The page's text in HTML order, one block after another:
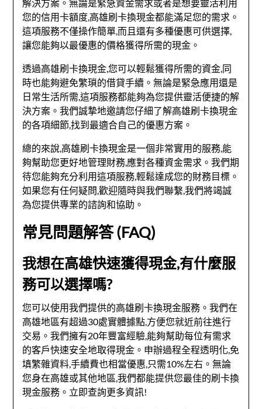
解決方案。無論是緊急資金需求或者是想要靈活利用
您的信用卡額度,高雄刷卡換現金都能滿足您的需求。
這項服務不僅操作簡單,而且還有多種優惠可供選擇,
讓您能夠以最優惠的價格獲得所需的現金。
透過高雄刷卡換現金,您可以輕鬆獲得所需的資金,同
時也能夠避免繁瑣的借貸手續。無論是緊急應用還是
日常生活所需,這項服務都能夠為您提供靈活便捷的解
決方案。我們誠摯地邀請您仔細了解高雄刷卡換現金
的各項細節,找到最適合自己的優惠方案。
總的來說,高雄刷卡換現金是一個非常實用的服務,能
夠幫助您更好地管理財務,應對各種資金需求。我們期
待您能夠充分利用這項服務,輕鬆達成您的財務目標。
如果您有任何疑問,歡迎隨時與我們聯繫,我們將竭誠
為您提供專業的諮詢和協助。
常見問題解答 (FAQ)
我想在高雄快速獲得現金,有什麼服
務可以選擇嗎?
您可以使用我們提供的高雄刷卡換現金服務。我們在
高雄地區有超過30處實體據點,方便您就近前往進行
交易。我們擁有20年豐富經驗,能夠幫助每位有需求
的客戶快速安全地取得現金。申辦過程全程透明化,免
填繁雜資料,手續費也相當優惠,只需10%左右。無論
您身在高雄或其他地區,我們都能提供您最佳的刷卡換
現金服務。立即查詢更多資訊!